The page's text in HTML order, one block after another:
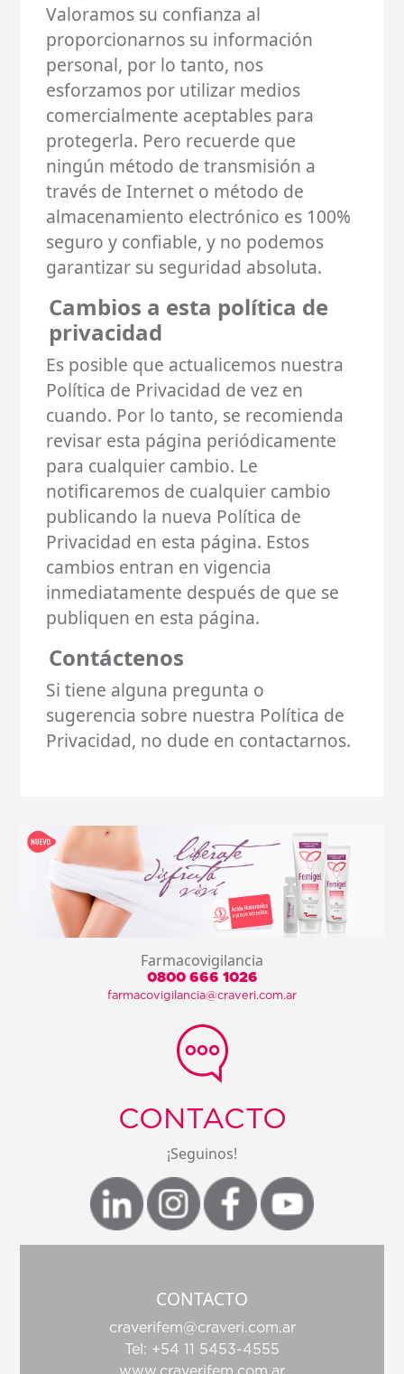
Valoramos su confianza al
proporcionarnos su información
personal, por lo tanto, nos
esforzamos por utilizar medios
comercialmente aceptables para
protegerla. Pero recuerde que
ningún método de transmisión a
través de Internet o método de
almacenamiento electrónico es 100%
seguro y confiable, y no podemos
garantizar su seguridad absoluta.
Cambios a esta política de
privacidad
Es posible que actualicemos nuestra
Política de Privacidad de vez en
cuando. Por lo tanto, se recomienda
revisar esta página periódicamente
para cualquier cambio. Le
notificaremos de cualquier cambio
publicando la nueva Política de
Privacidad en esta página. Estos
cambios entran en vigencia
inmediatamente después de que se
publiquen en esta página.
Contáctenos
Si tiene alguna pregunta o
sugerencia sobre nuestra Política de
Privacidad, no dude en contactarnos.
Anterior
Farmacovigilancia
0800 666 1026
farmacovigilancia@craveri.com.ar
CONTACTO
¡Seguinos!
CONTACTO
craverifem@craveri.com.ar
Tel: +54 11 5453-4555
www.craverifem.com.ar